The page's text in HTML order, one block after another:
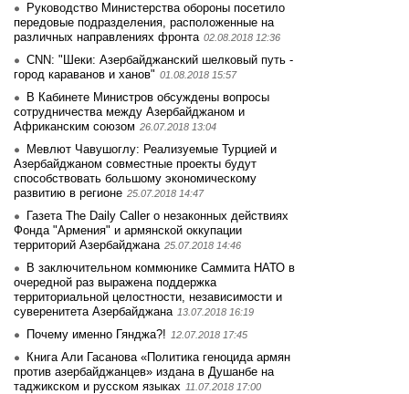
Руководство Министерства обороны посетило
передовые подразделения, расположенные на
различных направлениях фронта 02.08.2018 12:36
CNN: "Шеки: Азербайджанский шелковый путь -
город караванов и ханов" 01.08.2018 15:57
В Кабинете Министров обсуждены вопросы
сотрудничества между Азербайджаном и
Африканским союзом 26.07.2018 13:04
Мевлют Чавушоглу: Реализуемые Турцией и
Азербайджаном совместные проекты будут
способствовать большому экономическому
развитию в регионе 25.07.2018 14:47
Газета The Daily Caller о незаконных действиях
Фонда "Армения" и армянской оккупации
территорий Азербайджана 25.07.2018 14:46
В заключительном коммюнике Саммита НАТО в
очередной раз выражена поддержка
территориальной целостности, независимости и
суверенитета Азербайджана 13.07.2018 16:19
Почему именно Гянджа?! 12.07.2018 17:45
Книга Али Гасанова «Политика геноцида армян
против азербайджанцев» издана в Душанбе на
таджикском и русском языках 11.07.2018 17:00